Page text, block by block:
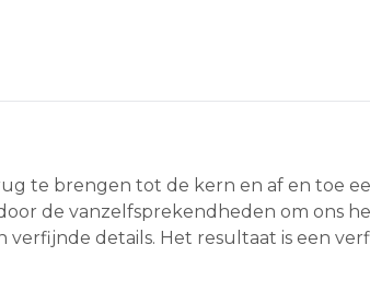
te brengen tot de kern en af en toe
de vanzelfsprekendheden om ons
details. Het resultaat is een